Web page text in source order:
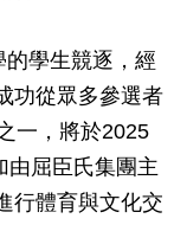
學生競逐，經
功從眾多參選者
一，將於2025
由屈臣氏集團主
行體育與文化交